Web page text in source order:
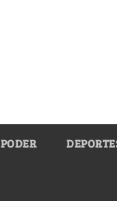
PODER